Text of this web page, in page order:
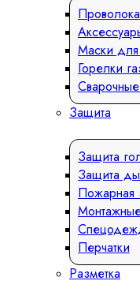
Маски для
Горелки
Защита
Защита
Защита
Пожарная
Перчатки
Разметка